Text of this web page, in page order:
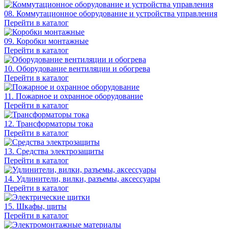
08. Коммутационное оборудование и устройства управления
Перейти в каталог
09. Коробки монтажные
Перейти в каталог
10. Оборудование вентиляции и обогрева
Перейти в каталог
11. Пожарное и охранное оборудование
Перейти в каталог
12. Трансформаторы тока
Перейти в каталог
13. Средства электрозащиты
Перейти в каталог
14. Удлинители, вилки, разъемы, аксессуары
Перейти в каталог
15. Шкафы, щиты
Перейти в каталог